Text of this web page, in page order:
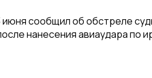
сообщил об обстреле
нанесения авиаудара по